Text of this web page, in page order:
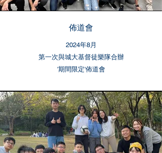
佈道會
2024年8月
第一次與城大基督徒樂隊合辦
​'期間限定'佈道會